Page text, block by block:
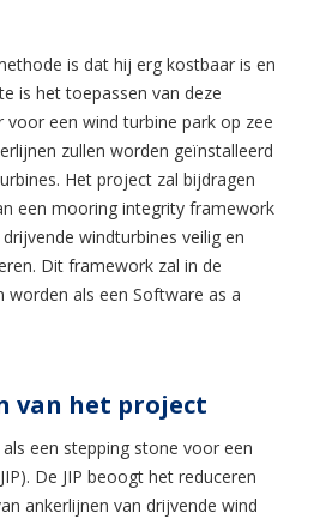
is dat hij erg kostbaar is en
is het toepassen van deze
een wind turbine park op zee
zullen worden geïnstalleerd
Het project zal bijdragen
een mooring integrity framework
windturbines veilig en
Dit framework zal in de
als een Software as a
van het project
een stepping stone voor een
De JIP beoogt het reduceren
ankerlijnen van drijvende wind